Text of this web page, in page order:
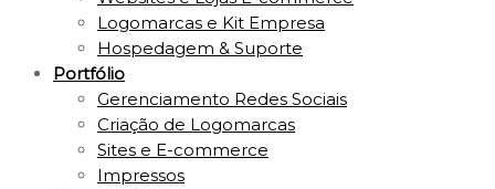
Logomarcas e Kit Empresa
Hospedagem & Suporte
Portfólio
Gerenciamento Redes Sociais
Criação de Logomarcas
Sites e E-commerce
Impressos